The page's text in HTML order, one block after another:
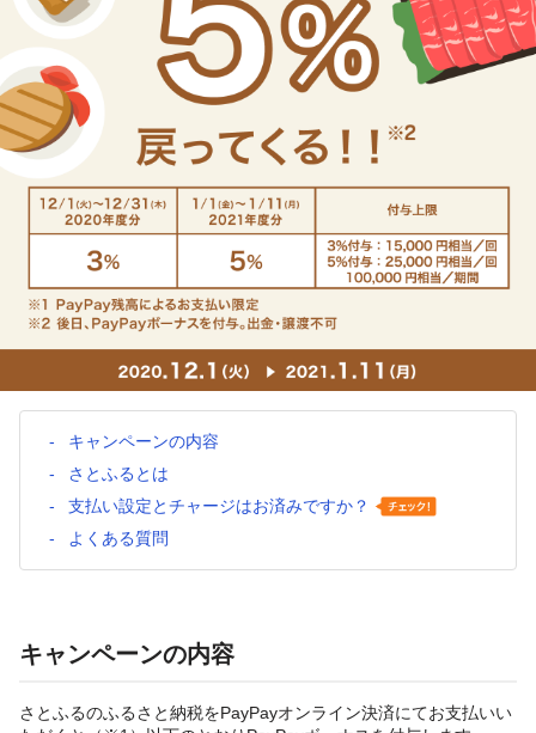
キャンペーンの内容
さとふるとは
支払い設定とチャージはお済みですか？
よくある質問
キャンペーンの内容
さとふるのふるさと納税をPayPayオンライン決済にてお支払いい